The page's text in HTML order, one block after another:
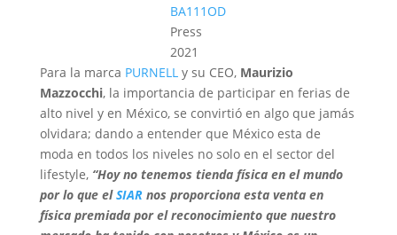
BA111OD
Press
2021
Para la marca PURNELLy su CEO, Maurizio
Mazzocchi, la importancia de participar en ferias de
alto nivel y en México, se convirtió en algo que jamás
olvidara; dando a entender que México esta de
moda en todos los niveles no solo en el sector del
lifestyle, “Hoy no tenemos tienda física en el mundo
por lo que elSIARnos proporciona esta venta en
física premiada por el reconocimiento que nuestro